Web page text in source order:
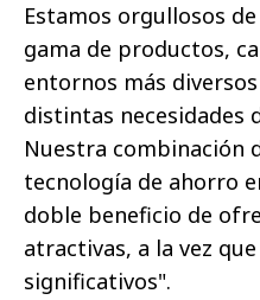
Estamos orgullosos
gama de productos,
entornos más
distintas necesidades
Nuestra combinación
tecnología de ahorro
doble beneficio de
atractivas, a la vez
significativos".